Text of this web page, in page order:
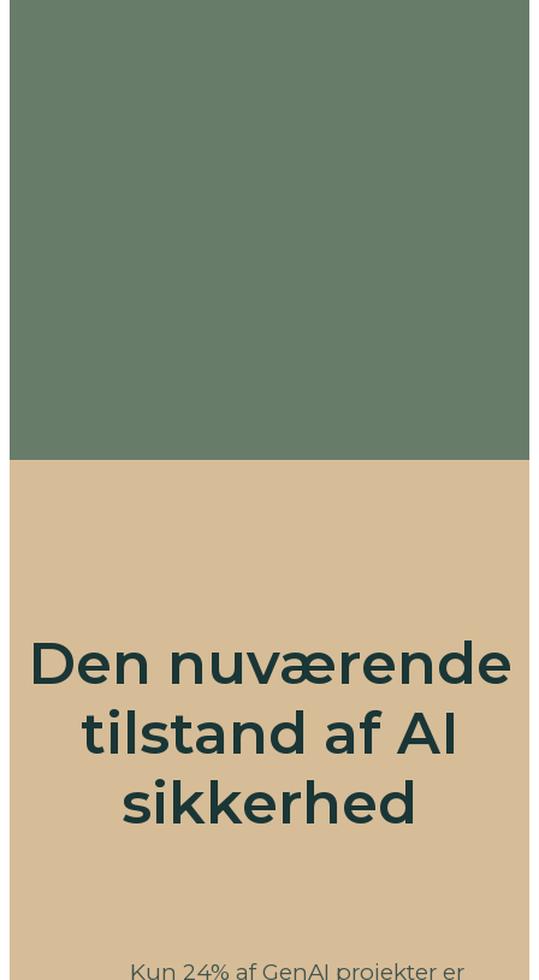
Den nuværende
tilstand af AI
sikkerhed
Kun 24% af GenAI projekter er